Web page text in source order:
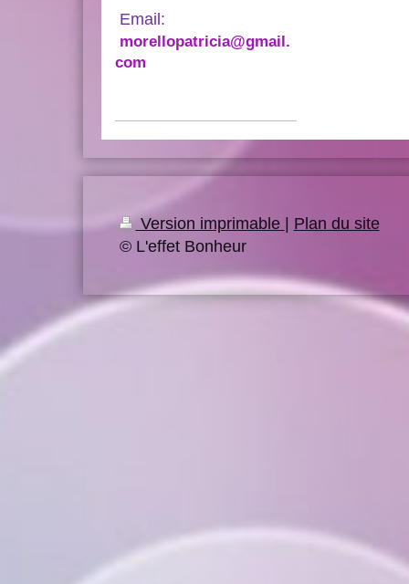
Email:
morellopatricia@gmail.
com
Version imprimable | Plan du site
© L'effet Bonheur